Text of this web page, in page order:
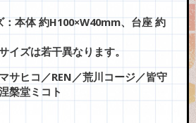
：本体 約H100×W40mm、台座 約
イズは若干異なります。
サヒコ／REN／荒川コージ／皆守
槃堂ミコト